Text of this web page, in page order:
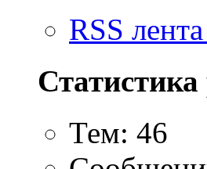
RSS
Статистика
Тем: 46